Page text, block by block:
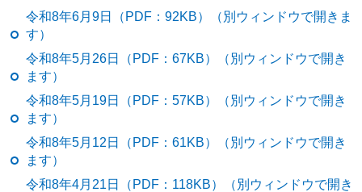
令和8年6月9日（PDF：92KB）（別ウィンドウで開きま
す）
令和8年5月26日（PDF：67KB）（別ウィンドウで開き
ます）
令和8年5月19日（PDF：57KB）（別ウィンドウで開き
ます）
令和8年5月12日（PDF：61KB）（別ウィンドウで開き
ます）
令和8年4月21日（PDF：118KB）（別ウィンドウで開き